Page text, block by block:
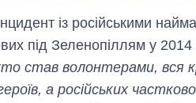
із російськими
під Зеленопіллям у 2014
став волонтерами, вся
а російських